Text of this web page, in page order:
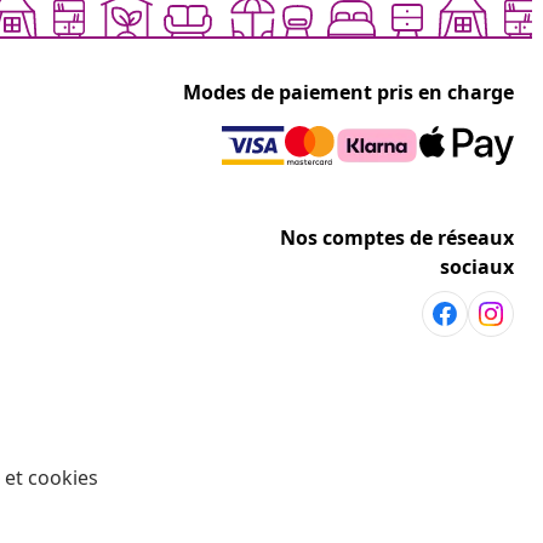
Modes de paiement pris en charge
Nos comptes de réseaux
sociaux
cookies